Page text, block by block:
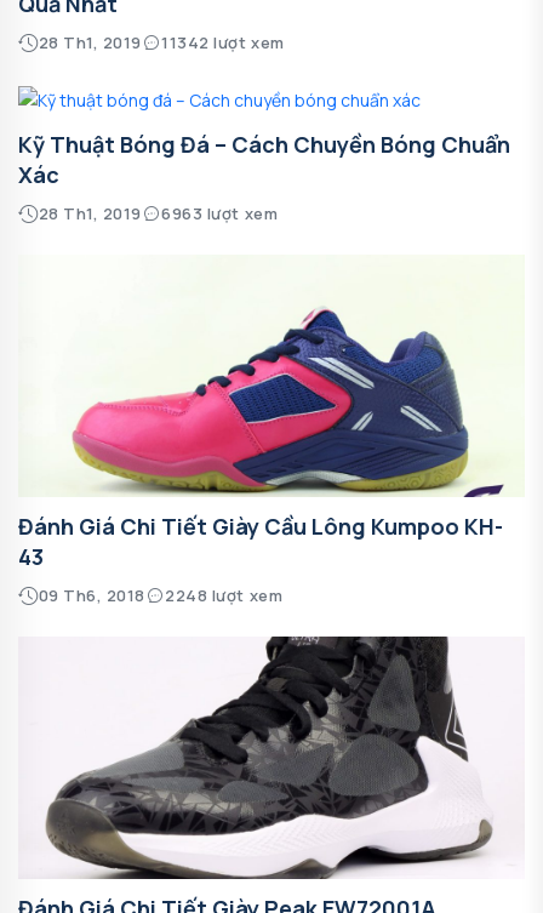
28 Th1, 2019 11342 lượt xem
Kỹ Thuật Bóng Đá – Cách Chuyền Bóng Chuẩn
Xác
28 Th1, 2019 6963 lượt xem
Đánh Giá Chi Tiết Giày Cầu Lông Kumpoo KH-
43
09 Th6, 2018 2248 lượt xem